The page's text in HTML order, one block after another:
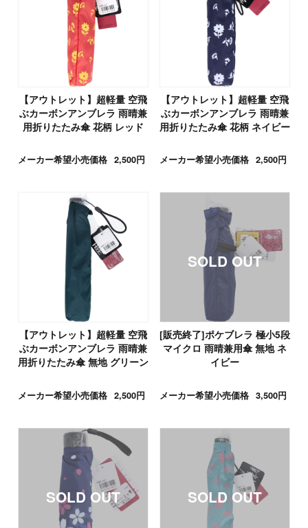
【アウトレット】超軽量 空飛
ぶカーボンアンブレラ 雨晴兼
用折りたたみ傘 花柄 レッド
メーカー希望小売価格 2,500円
【アウトレット】超軽量 空飛
ぶカーボンアンブレラ 雨晴兼
用折りたたみ傘 花柄 ネイビー
メーカー希望小売価格 2,500円
【アウトレット】超軽量 空飛
ぶカーボンアンブレラ 雨晴兼
用折りたたみ傘 無地 グリーン
メーカー希望小売価格 2,500円
[販売終了]ポケブレラ 極小5段
マイクロ 雨晴兼用傘 無地 ネ
イビー
メーカー希望小売価格 3,500円